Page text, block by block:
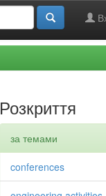
Розкриття
за темами
conferences